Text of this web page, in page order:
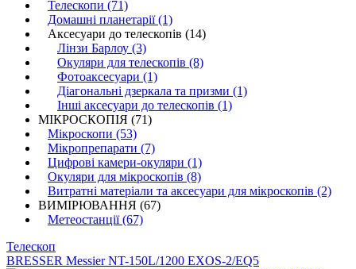
Телескопи (71)
Домашні планетарії (1)
Аксесуари до телескопів (14)
Лінзи Барлоу (3)
Окуляри для телескопів (8)
Фотоаксесуари (1)
Діагональні дзеркала та призми (1)
Інші аксесуари до телескопів (1)
МІКРОСКОПІЯ (71)
Мікроскопи (53)
Мікропрепарати (7)
Цифрові камери-окуляри (1)
Окуляри для мікроскопів (8)
Витратні матеріали та аксесуари для мікроскопів (2)
ВИМІРЮВАННЯ (67)
Метеостанції (67)
Телескоп
BRESSER Messier NT-150L/1200 EXOS-2/EQ5